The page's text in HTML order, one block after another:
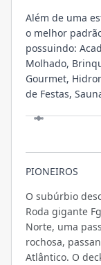
Além de uma
o melhor
possuindo:
Molhado,
Gourmet,
de Festas,
PIONEIROS
O subúrbio
Roda gigante
Norte, uma
rochosa,
Atlântico. O